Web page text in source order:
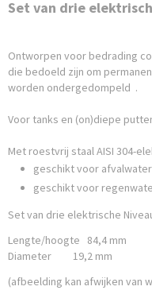
Set van drie
Ontworpen voor bedrading
die bedoeld zijn om
worden ondergedompeld .
Voor tanks en (on)diepe
Met roestvrij staal AISI 304-
geschikt voor
geschikt voor
Set van drie elektrische
Lengte/hoogte 84,4 mm
Diameter 19,2 mm
(afbeelding kan afwijken van